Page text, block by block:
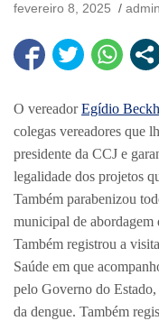
fevereiro 8, 2025 admin
O vereadorEgídio
colegas vereadores que
presidente da CCJ e
legalidade dos projetos
Também parabenizou
municipal de abordagem
Também registrou a
Saúde em que
pelo Governo do
da dengue. Também